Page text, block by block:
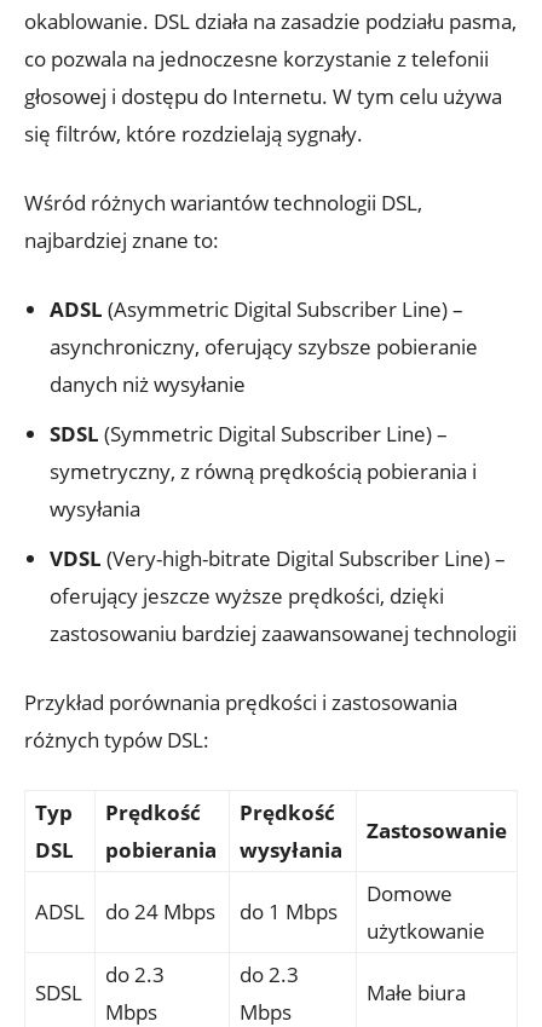
okablowanie. DSL działa na zasadzie podziału pasma,
co pozwala na jednoczesne korzystanie z telefonii
głosowej i dostępu do Internetu. W tym celu używa
się filtrów, które rozdzielają sygnały.
Wśród różnych wariantów technologii DSL,
najbardziej znane to:
ADSL (Asymmetric Digital Subscriber Line) –
asynchroniczny, oferujący szybsze pobieranie
danych niż wysyłanie
SDSL (Symmetric Digital Subscriber Line) –
symetryczny, z równą prędkością pobierania i
wysyłania
VDSL (Very-high-bitrate Digital Subscriber Line) –
oferujący jeszcze wyższe prędkości, dzięki
zastosowaniu bardziej zaawansowanej technologii
Przykład porównania prędkości i zastosowania
różnych typów DSL:
Typ
DSL
Prędkość
pobierania
Prędkość
wysyłania
Zastosowanie
ADSL do 24 Mbps do 1 Mbps
Domowe
użytkowanie
SDSL
do 2.3
Mbps
do 2.3
Mbps
Małe biura